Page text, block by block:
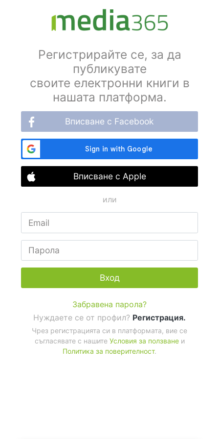
Регистрирайте се, за да
публикувате
своите електронни книги в
нашата платформа.
Вписване с Facebook
Вписване с Apple
или
Вход
Забравена парола?
Нуждаете се от профил? Регистрация.
Чрез регистрацията си в платформата, вие се
съгласявате с нашите Условия за ползванеи
Политика за поверителност.